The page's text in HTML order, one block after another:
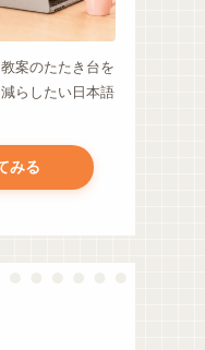
案のたたき台を
らしたい日本語
みる